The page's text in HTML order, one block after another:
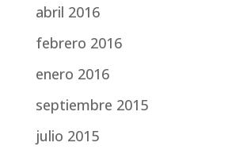
abril 2016
febrero 2016
enero 2016
septiembre 2015
julio 2015